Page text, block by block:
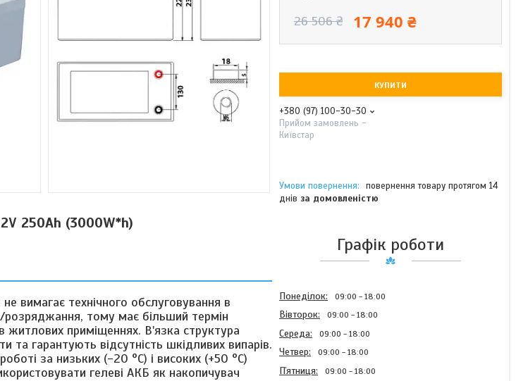
250Ah (3000W*h)
вимагає технічного обслуговування в
розряджання, тому має більший термін
житлових приміщеннях. В'язка структура
та гарантують відсутність шкідливих випарів.
за низьких (-20 °C) і високих (+50 °C)
гелеві АКБ як накопичувач
26 506 ₴ 17 940 ₴
КУПИТИ
+380 (97) 100-30-30
Прийом замовлень -
Київстар
повернення товару протягом 14
днів за домовленістю
Графік роботи
Понеділок 09:00 18:00
Вівторок 09:00 18:00
Середа 09:00 18:00
Четвер 09:00 18:00
Пʼятниця 09:00 18:00